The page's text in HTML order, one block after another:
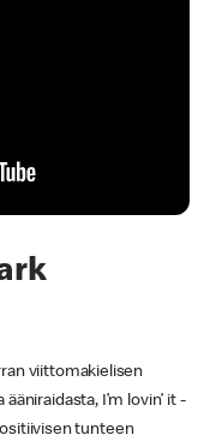
viittomakielisen
I’m lovin’ it -
tunteen